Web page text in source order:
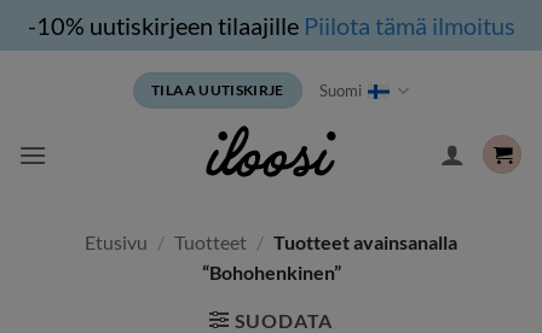
-10% uutiskirjeen tilaajille Piilota tämä ilmoitus
TILAA UUTISKIRJE Suomi
Etusivu / Tuotteet / Tuotteet avainsanalla
“Bohohenkinen”
SUODATA